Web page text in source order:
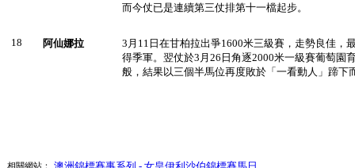
而今仗已是連續第三仗排第十一檔起步。
18 阿仙娜拉
3月11日在甘柏拉出爭1600米三級賽，走勢良佳，
得季軍。翌仗於3月26日角逐2000米一級賽葡萄園
般，結果以三個半馬位再度敗於「一看動人」蹄下
相關網站：